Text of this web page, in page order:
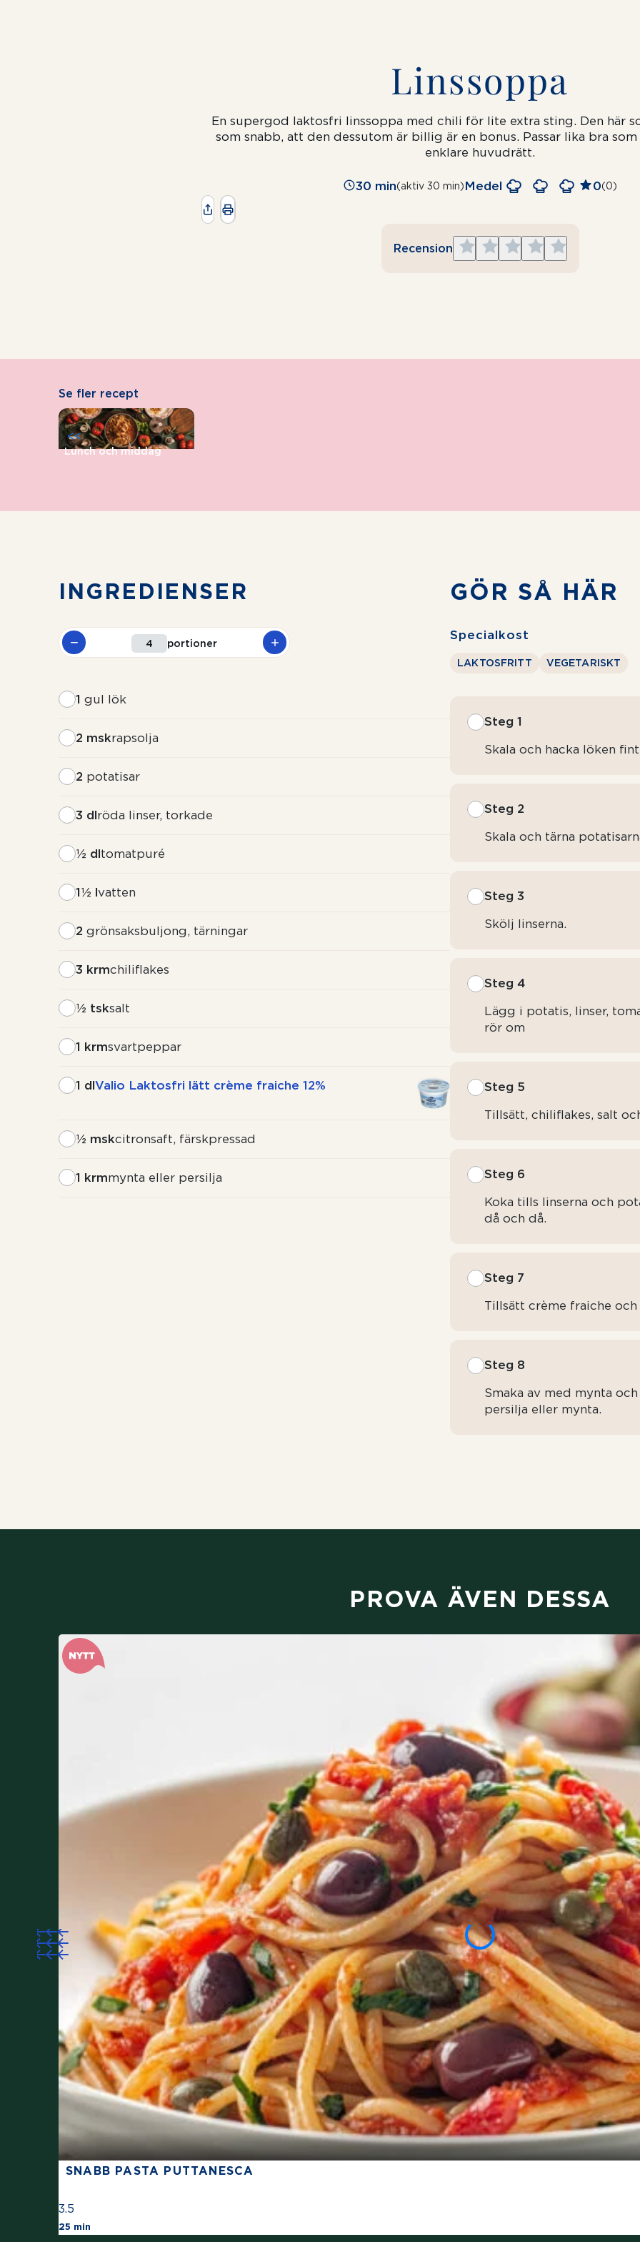
Linssoppa
En supergod laktosfri linssoppa med chili för lite extra sting. Den här
som snabb, att den dessutom är billig är en bonus. Passar lika bra
enklare huvudrätt.
30 min(aktiv 30 min)Medel 0(0)
Recension
Give
5
Give
4
Give
3
Give
2
Give
1
Se fler recept
Lunch och middag
<<
INGREDIENSER
portioner
1 gul lök
2 mskrapsolja
2 potatisar
3 dlröda linser, torkade
½ dltomatpuré
1½ lvatten
2 grönsaksbuljong, tärningar
3 krmchiliflakes
½ tsksalt
1 krmsvartpeppar
1 dlValio Laktosfri lätt crème fraiche 12%
½ mskcitronsaft, färskpressad
1 krmmynta eller persilja
GÖR SÅ HÄR
Specialkost
LAKTOSFRITT VEGETARISKT
Steg 1
Skala och hacka löken
Steg 2
Skala och tärna
Steg 3
Skölj linserna.
Steg 4
Lägg i potatis, linser,
rör om
Steg 5
Tillsätt, chiliflakes, salt
Steg 6
Koka tills linserna och
då och då.
Steg 7
Tillsätt crème fraiche
Steg 8
Smaka av med mynta
persilja eller mynta.
PROVA ÄVEN DESSA
SNABB PASTA PUTTANESCA
3.5
25 min